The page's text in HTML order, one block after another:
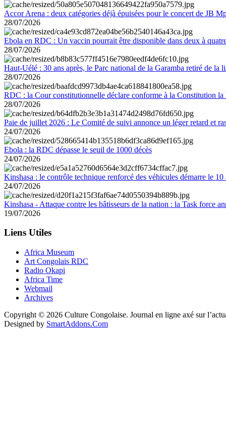
Accor Arena : deux catégories déjà épuisées pour le concert de JB
28/07/2026
Ebola en RDC : Un vaccin pourrait être disponible dans deux à
28/07/2026
Haut-Uélé : 30 ans après, le Parc national de la Garamba retiré de la
28/07/2026
RDC : la Cour constitutionnelle déclare conforme à la Constitution la
28/07/2026
Paie de juillet 2026 : Le Comité de suivi annonce un léger retard et
24/07/2026
Ebola : la RDC dépasse le seuil de 1000 décès
24/07/2026
Kinshasa : le contrôle technique renforcé des véhicules démarre le 10
24/07/2026
Kinshasa - Attaque contre les bâtisseurs de la nation : la Task force
19/07/2026
Liens Utiles
Africa Museum
Art Congolais RDC
Radio Okapi
Africa Time
Webmail
Archives
Copyright © 2026 Culture Congolaise. Journal en ligne axé sur
Designed by SmartAddons.Com